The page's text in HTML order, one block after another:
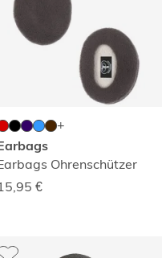
Ohrenschützer
€